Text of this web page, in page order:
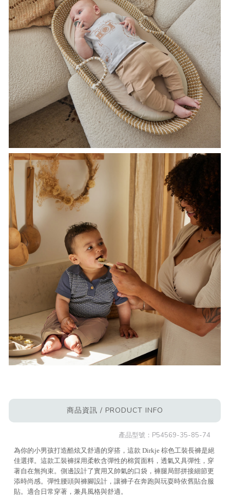
商品資訊 / PRODUCT INFO
產品型號： P54569-35-85-74
為你的小男孩打造酷炫又舒適的穿搭，這款 Dirkje 棕色工裝長褲是絕
佳選擇。這款工裝褲採用柔軟含彈性的棉質面料，透氣又具彈性，穿
著自在無拘束。側邊設計了實用又帥氣的口袋，褲腿局部拼接細節更
添時尚感。彈性腰頭與褲腳設計，讓褲子在奔跑與玩耍時依舊貼合服
貼。適合日常穿著，兼具風格與舒適。